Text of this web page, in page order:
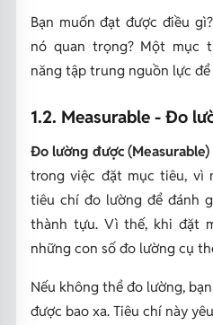
Bạn muốn đạt được điều
nó quan trọng? Một mục
năng tập trung nguồn lực
1.2. Measurable - Đo
Đo lường được (Measurable)
trong việc đặt mục tiêu, vì
tiêu chí đo lường để đánh
thành tựu. Vì thế, khi đặt
những con số đo lường cụ
Nếu không thể đo lường,
được bao xa. Tiêu chí này